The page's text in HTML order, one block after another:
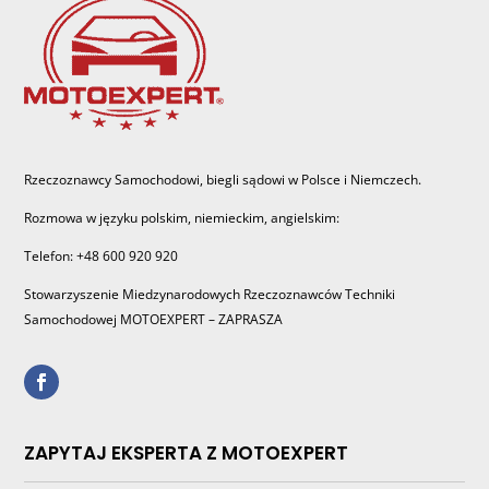
Rzeczoznawcy Samochodowi, biegli sądowi w Polsce i Niemczech.
Rozmowa w języku polskim, niemieckim, angielskim:
Telefon: +48 600 920 920
Stowarzyszenie Miedzynarodowych Rzeczoznawców Techniki
Samochodowej MOTOEXPERT – ZAPRASZA
ZAPYTAJ EKSPERTA Z MOTOEXPERT